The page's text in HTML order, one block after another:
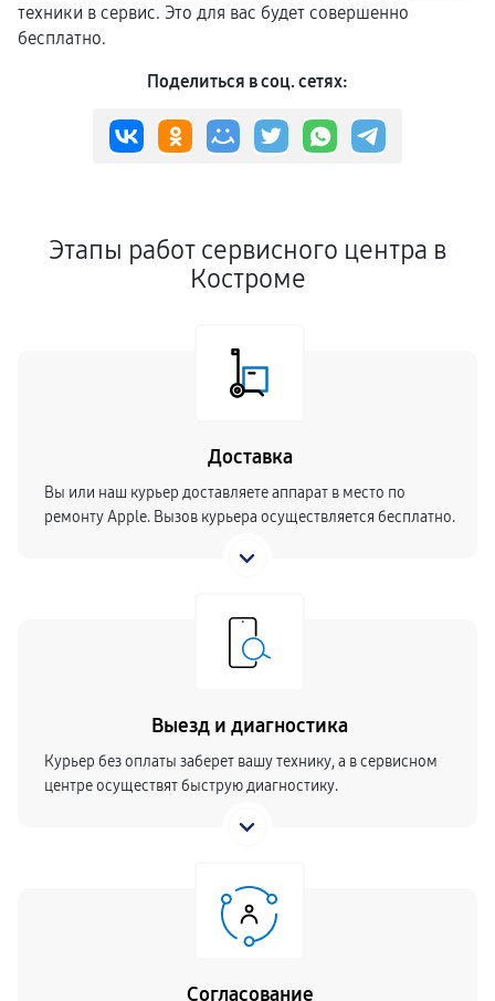
техники в сервис. Это для вас будет совершенно
бесплатно.
Поделиться в соц. сетях:
Этапы работ сервисного центра в
Костроме
Доставка
Вы или наш курьер доставляете аппарат в место по
ремонту Apple. Вызов курьера осуществляется бесплатно.
Выезд и диагностика
Курьер без оплаты заберет вашу технику, а в сервисном
центре осуществят быструю диагностику.
Согласование